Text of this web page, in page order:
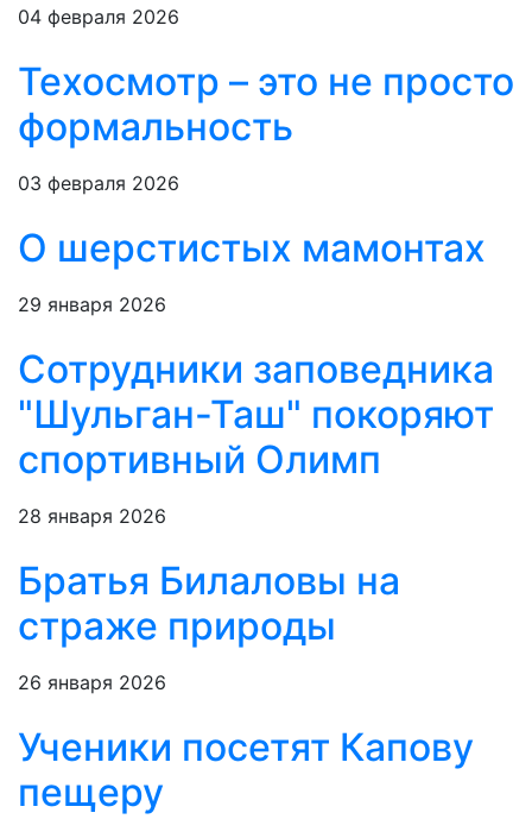
04 февраля 2026
Техосмотр – это не просто
формальность
03 февраля 2026
О шерстистых мамонтах
29 января 2026
Сотрудники заповедника
"Шульган-Таш" покоряют
спортивный Олимп
28 января 2026
Братья Билаловы на
страже природы
26 января 2026
Ученики посетят Капову
пещеру